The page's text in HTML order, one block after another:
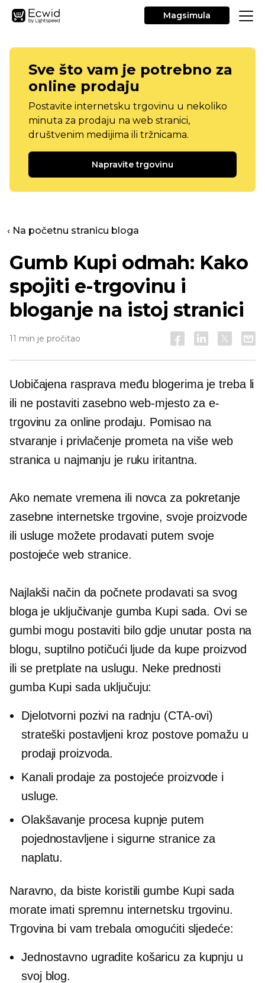
Magsimula
Sve što vam je potrebno za
online prodaju
Postavite internetsku trgovinu u nekoliko
minuta za prodaju na web stranici,
društvenim medijima ili tržnicama.
Napravite trgovinu
‹ Na početnu stranicu bloga
Gumb Kupi odmah: Kako
spojiti e-trgovinu i
bloganje na istoj stranici
11 min je pročitao
Uobičajena rasprava među blogerima je treba li
ili ne postaviti zasebno web-mjesto za e-
trgovinu za online prodaju. Pomisao na
stvaranje i privlačenje prometa na više web
stranica u najmanju je ruku iritantna.
Ako nemate vremena ili novca za pokretanje
zasebne internetske trgovine, svoje proizvode
ili usluge možete prodavati putem svoje
postojeće web stranice.
Najlakši način da počnete prodavati sa svog
bloga je uključivanje gumba Kupi sada. Ovi se
gumbi mogu postaviti bilo gdje unutar posta na
blogu, suptilno potičući ljude da kupe proizvod
ili se pretplate na uslugu. Neke prednosti
gumba Kupi sada uključuju:
Djelotvorni pozivi na radnju (CTA-ovi)
strateški postavljeni kroz postove pomažu u
prodaji proizvoda.
Kanali prodaje za postojeće proizvode i
usluge.
Olakšavanje procesa kupnje putem
pojednostavljene i sigurne stranice za
naplatu.
Naravno, da biste koristili gumbe Kupi sada
morate imati spremnu internetsku trgovinu.
Trgovina bi vam trebala omogućiti sljedeće:
Jednostavno ugradite košaricu za kupnju u
svoj blog.